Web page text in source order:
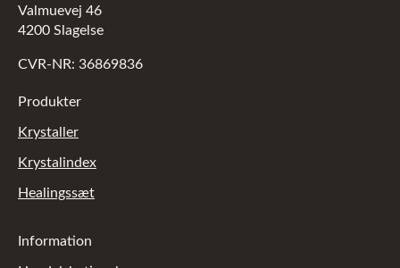
Valmuevej 46
4200 Slagelse
CVR-NR: 36869836
Produkter
Krystaller
Krystalindex
Healingssæt
Information